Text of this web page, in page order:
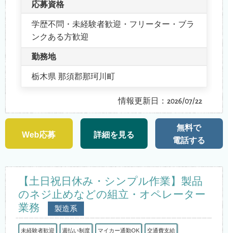
応募資格
学歴不問・未経験者歓迎・フリーター・ブラ
ンクある方歓迎
勤務地
栃木県 那須郡那珂川町
情報更新日：2026/07/22
Web応募 詳細を見る
無料で
電話する
【土日祝日休み・シンプル作業】製品
のネジ止めなどの組立・オペレーター
業務
製造系
未経験者歓迎 週払い制度 マイカー通勤OK 交通費支給